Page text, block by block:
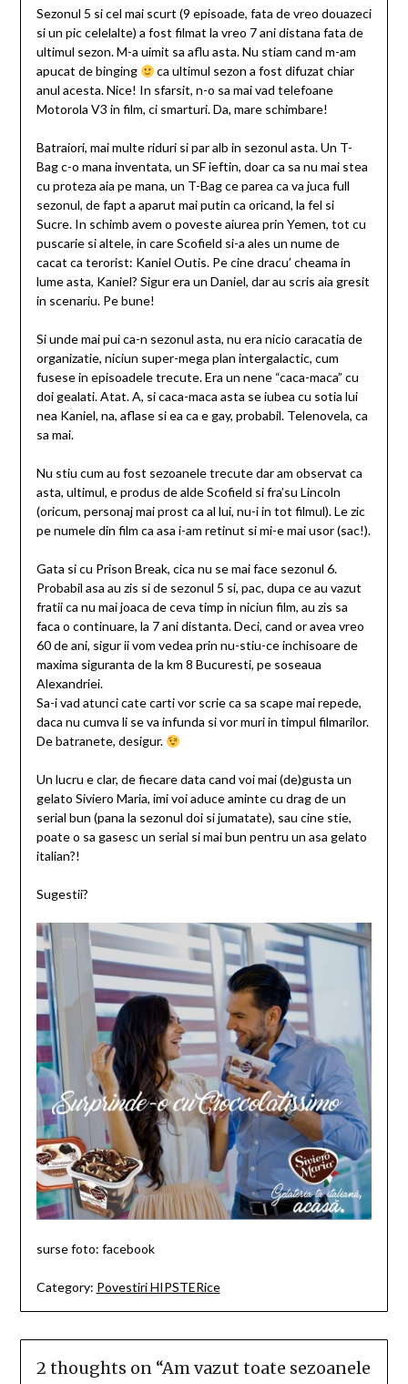
Sezonul 5 si cel mai scurt (9 episoade, fata de vreo douazeci
si un pic celelalte) a fost filmat la vreo 7 ani distana fata de
ultimul sezon. M-a uimit sa aflu asta. Nu stiam cand m-am
apucat de binging
ca ultimul sezon a fost difuzat chiar
anul acesta. Nice! In sfarsit, n-o sa mai vad telefoane
Motorola V3 in film, ci smarturi. Da, mare schimbare!
Batraiori, mai multe riduri si par alb in sezonul asta. Un T-
Bag c-o mana inventata, un SF ieftin, doar ca sa nu mai stea
cu proteza aia pe mana, un T-Bag ce parea ca va juca full
sezonul, de fapt a aparut mai putin ca oricand, la fel si
Sucre. In schimb avem o poveste aiurea prin Yemen, tot cu
puscarie si altele, in care Scofield si-a ales un nume de
cacat ca terorist: Kaniel Outis. Pe cine dracu’ cheama in
lume asta, Kaniel? Sigur era un Daniel, dar au scris aia gresit
in scenariu. Pe bune!
Si unde mai pui ca-n sezonul asta, nu era nicio caracatia de
organizatie, niciun super-mega plan intergalactic, cum
fusese in episoadele trecute. Era un nene “caca-maca” cu
doi gealati. Atat. A, si caca-maca asta se iubea cu sotia lui
nea Kaniel, na, aflase si ea ca e gay, probabil. Telenovela, ca
sa mai.
Nu stiu cum au fost sezoanele trecute dar am observat ca
asta, ultimul, e produs de alde Scofield si fra’su Lincoln
(oricum, personaj mai prost ca al lui, nu-i in tot filmul). Le zic
pe numele din film ca asa i-am retinut si mi-e mai usor (sac!).
Gata si cu Prison Break, cica nu se mai face sezonul 6.
Probabil asa au zis si de sezonul 5 si, pac, dupa ce au vazut
fratii ca nu mai joaca de ceva timp in niciun film, au zis sa
faca o continuare, la 7 ani distanta. Deci, cand or avea vreo
60 de ani, sigur ii vom vedea prin nu-stiu-ce inchisoare de
maxima siguranta de la km 8 Bucuresti, pe soseaua
Alexandriei.
Sa-i vad atunci cate carti vor scrie ca sa scape mai repede,
daca nu cumva li se va infunda si vor muri in timpul filmarilor.
De batranete, desigur.
Un lucru e clar, de fiecare data cand voi mai (de)gusta un
gelato Siviero Maria, imi voi aduce aminte cu drag de un
serial bun (pana la sezonul doi si jumatate), sau cine stie,
poate o sa gasesc un serial si mai bun pentru un asa gelato
italian?!
Sugestii?
surse foto: facebook
Category: Povestiri HIPSTERice
2 thoughts on “Am vazut toate sezoanele